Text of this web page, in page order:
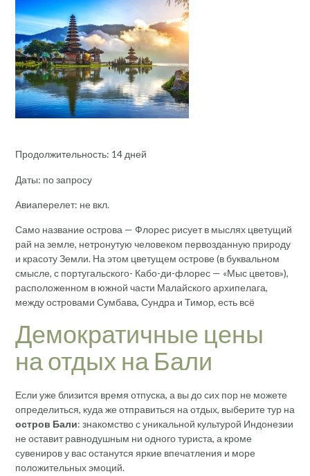
Продолжительность: 14 дней
Даты: по запросу
Авиаперелет: не вкл.
Само название острова — Флорес рисует в мыслях цветущий
рай на земле, нетронутую человеком первозданную природу
и красоту Земли. На этом цветущем острове (в буквальном
смысле, с португальского­- Кабо-ди-флорес — «Мыс цветов»),
расположенном в южной части Малайского архипелага,
между островами Сумбава, Сундра и Тимор, есть всё
Демократичные цены
на отдых на Бали
Если уже близится время отпуска, а вы до сих пор не можете
определиться, куда же отправиться на отдых, выберите тур на
остров Бали: знакомство с уникальной культурой Индонезии
не оставит равнодушным ни одного туриста, а кроме
сувениров у вас останутся яркие впечатления и море
положительных эмоций.